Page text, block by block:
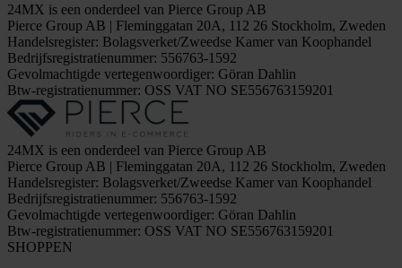
24MX is een onderdeel van Pierce Group AB
Pierce Group AB | Fleminggatan 20A, 112 26 Stockholm, Zweden
Handelsregister: Bolagsverket/Zweedse Kamer van Koophandel
Bedrijfsregistratienummer: 556763-1592
Gevolmachtigde vertegenwoordiger: Göran Dahlin
Btw-registratienummer: OSS VAT NO SE556763159201
24MX is een onderdeel van Pierce Group AB
Pierce Group AB | Fleminggatan 20A, 112 26 Stockholm, Zweden
Handelsregister: Bolagsverket/Zweedse Kamer van Koophandel
Bedrijfsregistratienummer: 556763-1592
Gevolmachtigde vertegenwoordiger: Göran Dahlin
Btw-registratienummer: OSS VAT NO SE556763159201
SHOPPEN